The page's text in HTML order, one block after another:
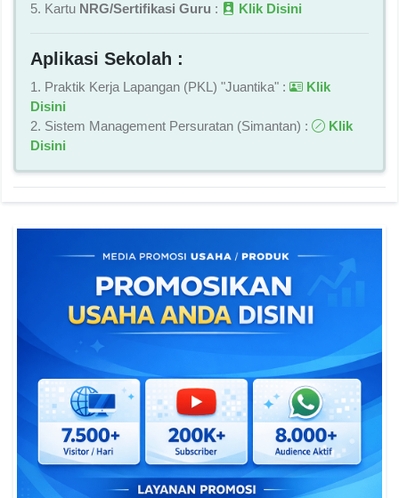
5. Kartu NRG/Sertifikasi Guru : Klik Disini
Aplikasi Sekolah :
1. Praktik Kerja Lapangan (PKL) "Juantika" :
Klik
Disini
2. Sistem Management Persuratan (Simantan) :
Klik
Disini